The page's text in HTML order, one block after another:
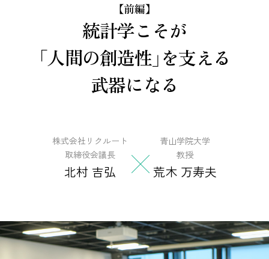
【前編】
統計学こそが
「人間の創造性」を支える
武器になる
株式会社リクルート
取締役会議長
北村 吉弘
青山学院大学
教授
荒木 万寿夫